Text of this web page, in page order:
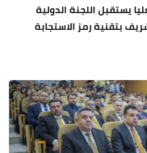
يستقبل اللجنة الدولية
بتقنية رمز الاستجابة